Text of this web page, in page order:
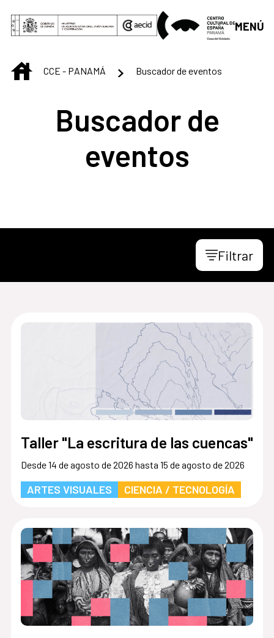
Saltar al contenido principal
MENÚ
INICIOCCE - PANAMÁ Buscador de eventos
Buscador de
eventos
Filtrar
Taller "La escritura de las cuencas"
Desde 14 de agosto de 2026 hasta 15 de agosto de 2026
ARTES VISUALES CIENCIA / TECNOLOGÍA